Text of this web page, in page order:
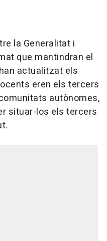
la Generalitat i
que mantindran el
actualitzat els
eren els tercers
autònomes,
situar-los els tercers